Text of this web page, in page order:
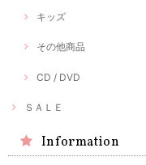
キッズ
その他商品
CD / DVD
ＳＡＬＥ
Information